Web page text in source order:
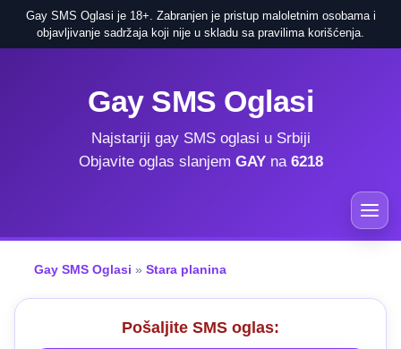
Gay SMS Oglasi je 18+. Zabranjen je pristup maloletnim osobama i
objavljivanje sadržaja koji nije u skladu sa pravilima korišćenja.
Gay SMS Oglasi
Najstariji gay SMS oglasi u Srbiji
Objavite oglas slanjem GAYna 6218
Gay SMS Oglasi » Stara planina
Pošaljite SMS oglas: